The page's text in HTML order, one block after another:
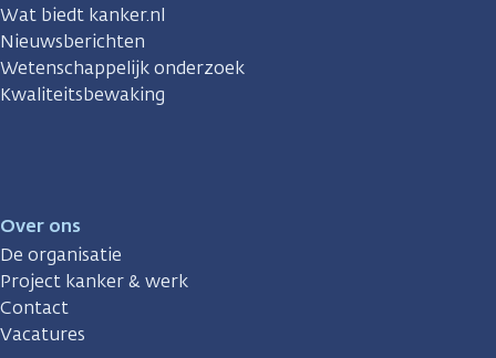
Wat biedt kanker.nl
Nieuwsberichten
Wetenschappelijk onderzoek
Kwaliteitsbewaking
Over ons
De organisatie
Project kanker & werk
Contact
Vacatures